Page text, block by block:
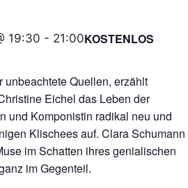
19:30 - 21:00KOSTENLOS
unbeachtete Quellen, erzählt
Eichel das Leben der
und Komponistin radikal neu und
Klischees auf. Clara Schumann
im Schatten ihres genialischen
im Gegenteil.